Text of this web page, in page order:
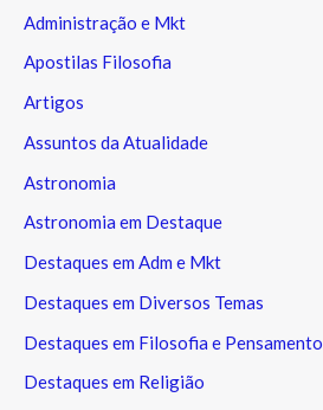
Administração e Mkt
Apostilas Filosofia
Artigos
Assuntos da Atualidade
Astronomia
Astronomia em Destaque
Destaques em Adm e Mkt
Destaques em Diversos Temas
Destaques em Filosofia e Pensamento
Destaques em Religião